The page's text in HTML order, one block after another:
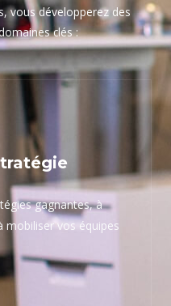
vous développerez des
clés :
gagnantes, à
vos équipes